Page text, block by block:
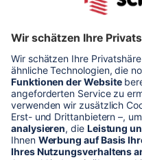
Kundenmeinungen